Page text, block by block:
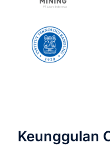
Keunggulan